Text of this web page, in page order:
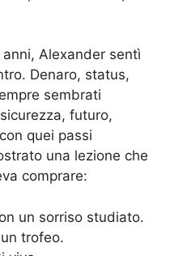
Alexander sentì
Denaro, status,
sembrati
futuro,
quei passi
una lezione che
comprare:
un sorriso studiato.
trofeo.